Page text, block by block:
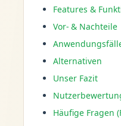
Features &
Vor- & Nachteile
Alternativen
Unser Fazit
Häufige Fragen